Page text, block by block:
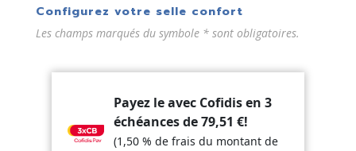
Configurez votre selle confort
Les champs marqués du symbole * sont obligatoires.
Payez le avec Cofidis en 3
échéances de79,51€!
(1,50 % de frais du montant de